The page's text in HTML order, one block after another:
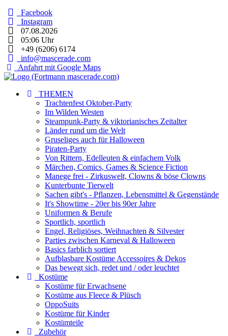
Facebook
Instagram
07.08.2026
05:06 Uhr
+49 (6206) 6174
info@mascerade.com
Anfahrt mit Google Maps
THEMEN
Trachtenfest Oktober-Party
Im Wilden Westen
Steampunk-Party & viktorianisches Zeitalter
Länder rund um die Welt
Gruseliges auch für Halloween
Piraten-Party
Von Rittern, Edelleuten & einfachem Volk
Märchen, Comics, Games & Science Fiction
Manege frei - Zirkuswelt, Clowns & böse Clowns
Kunterbunte Tierwelt
Sachen gibt's - Pflanzen, Lebensmittel & Gegenstände
It's Showtime - 20er bis 90er Jahre
Uniformen & Berufe
Sportlich, sportlich
Engel, Religiöses, Weihnachten & Silvester
Parties zwischen Karneval & Halloween
Basics farblich sortiert
Aufblasbare Kostüme Accessoires & Dekos
Das bewegt sich, redet und / oder leuchtet
Kostüme
Kostüme für Erwachsene
Kostüme aus Fleece & Plüsch
OppoSuits
Kostüme für Kinder
Kostümteile
Zubehör